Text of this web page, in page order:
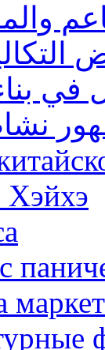
Хэйхэ